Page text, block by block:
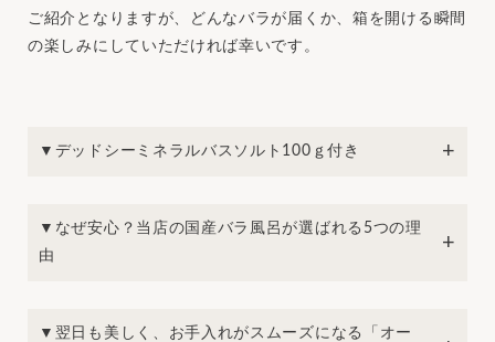
ご紹介となりますが、どんなバラが届くか、箱を開ける瞬間
の楽しみにしていただければ幸いです。
▼デッドシーミネラルバスソルト100ｇ付き
▼なぜ安心？当店の国産バラ風呂が選ばれる5つの理
由
▼翌日も美しく、お手入れがスムーズになる「オー